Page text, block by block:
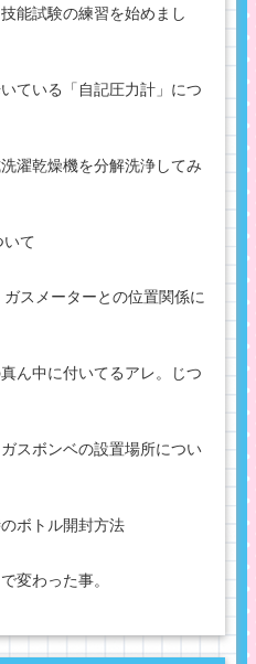
能試験の練習を始めまし
ている「自記圧力計」につ
濯乾燥機を分解洗浄してみ
いて
スメーターとの位置関係に
ん中に付いてるアレ。じつ
スボンベの設置場所につい
ボトル開封方法
変わった事。